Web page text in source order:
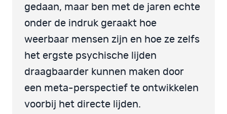
gedaan, maar ben met de jaren echte
onder de indruk geraakt hoe
weerbaar mensen zijn en hoe ze zelfs
het ergste psychische lijden
draagbaarder kunnen maken door
een meta-perspectief te ontwikkelen
voorbij het directe lijden.